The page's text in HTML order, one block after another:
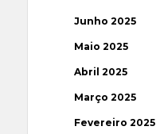
Junho 2025
Maio 2025
Abril 2025
Março 2025
Fevereiro 2025